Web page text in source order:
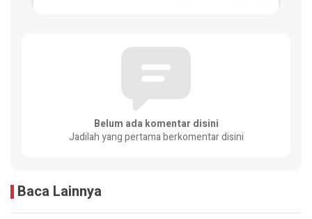
Belum ada komentar disini
Jadilah yang pertama berkomentar disini
Baca Lainnya